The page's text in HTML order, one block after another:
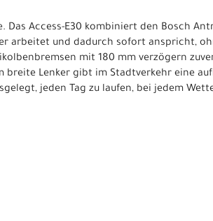
Das Access-E30 kombiniert den Bosch
arbeitet und dadurch sofort anspricht,
mit 180 mm verzögern
breite Lenker gibt im Stadtverkehr eine
jeden Tag zu laufen, bei jedem